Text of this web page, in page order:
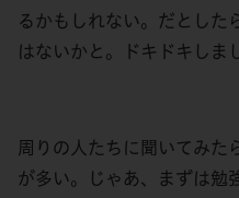
るかもしれない。だとした
はないかと。ドキドキしま
周りの人たちに聞いてみた
が多い。じゃあ、まずは勉